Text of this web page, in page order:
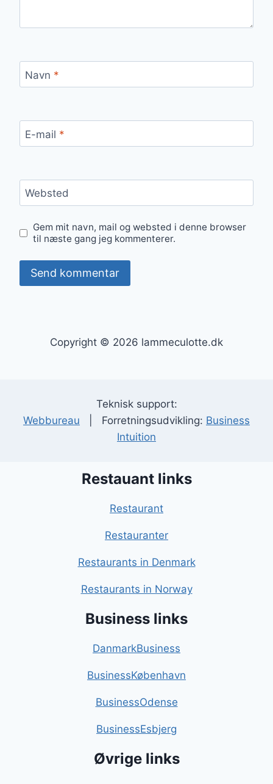
Navn *
E-mail *
Websted
Gem mit navn, mail og websted i denne browser
til næste gang jeg kommenterer.
Copyright © 2026 lammeculotte.dk
Teknisk support:
Webbureau | Forretningsudvikling: Business
Intuition
Restauant links
Restaurant
Restauranter
Restaurants in Denmark
Restaurants in Norway
Business links
DanmarkBusiness
BusinessKøbenhavn
BusinessOdense
BusinessEsbjerg
Øvrige links